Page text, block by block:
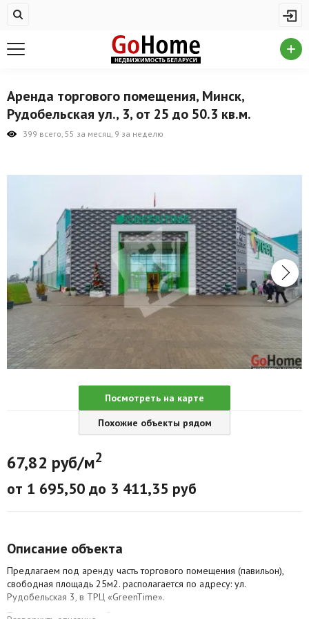
Купить квартиру
На сутки
Новостройки
Комерческая недвижимость
Продажа коммерческой недвижимости
Аренда коммерческой недвижимости
Другие разделы
Новости
Ремонт квартир
Грузовое такси
Способы оплаты
Аренда торгового помещения, Минск,
Рудобельская ул., 3, от 25 до 50.3 кв.м.
399 всего, 55 за месяц, 9 за неделю
Посмотреть на карте
Похожие объекты рядом
67,82 руб/м2
от 1 695,50 до 3 411,35 руб
Описание объекта
Предлагаем под аренду часть торгового помещения (павильон),
свободная площадь 25м2. располагается по адресу: ул.
Рудобельская 3, в ТРЦ «GreenTime​».
Павильон разделен на 2 самостоятельные части под аренду